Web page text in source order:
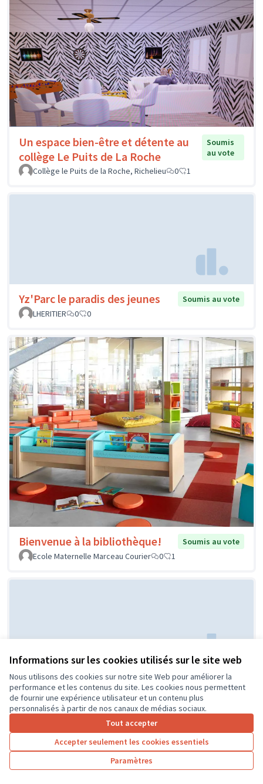
Informations sur les cookies utilisés sur le site web
Nous utilisons des cookies sur notre site Web pour améliorer la
performance et les contenus du site. Les cookies nous permettent
de fournir une expérience utilisateur et un contenu plus
personnalisés à partir de nos canaux de médias sociaux.
Tout accepter
Accepter seulement les cookies essentiels
Paramètres
Un espace bien-être et détente au
collège Le Puits de La Roche
Soumis
au vote
Collège le Puits de la Roche, Richelieu
0 1
Yz'Parc le paradis des jeunes
Soumis au vote
LHERITIER
0 0
Bienvenue à la bibliothèque!
Soumis au vote
Ecole Maternelle Marceau Courier
0 1
Réaménagement de la classe de
CP
Soumis au
vote
ECOLE PUBLIQUE
0 0